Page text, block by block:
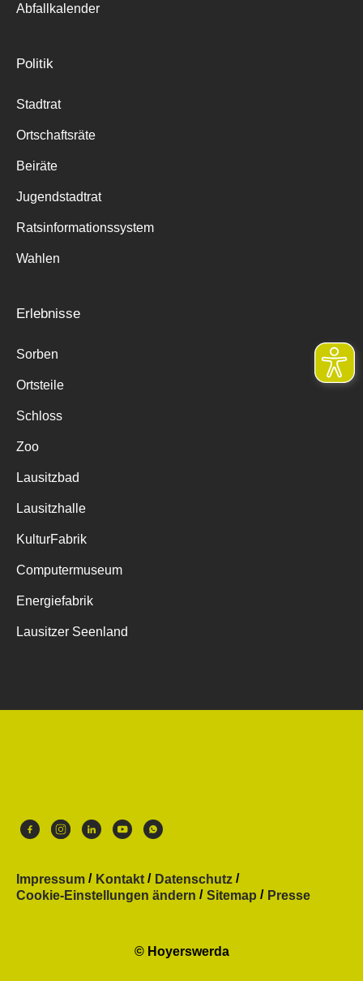
Abfallkalender
Politik
Stadtrat
Ortschaftsräte
Beiräte
Jugendstadtrat
Ratsinformationssystem
Wahlen
Erlebnisse
Sorben
Ortsteile
Schloss
Zoo
Lausitzbad
Lausitzhalle
KulturFabrik
Computermuseum
Energiefabrik
Lausitzer Seenland
Impressum Kontakt
Datenschutz
Cookie-Einstellungen ändern
Sitemap Presse
© Hoyerswerda